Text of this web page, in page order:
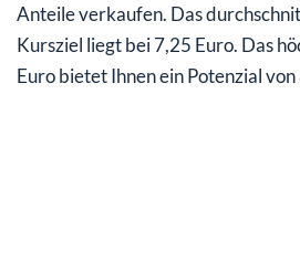
Anteile verkaufen. Das
Kursziel liegt bei 7,25 Euro. Das
Euro bietet Ihnen ein Potenzial von